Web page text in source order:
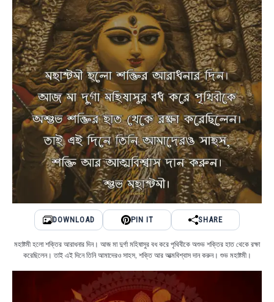
DOWNLOAD PIN IT SHARE
মহাষ্টমী হলো শক্তির আরাধনার দিন। আজ মা দুর্গা মহিষাসুর বধ করে পৃথিবীকে অশুভ শক্তির হাত থেকে রক্ষা
করেছিলেন। তাই এই দিনে তিনি আমাদেরও সাহস, শক্তি আর আত্মবিশ্বাস দান করুন। শুভ মহাষ্টমী।